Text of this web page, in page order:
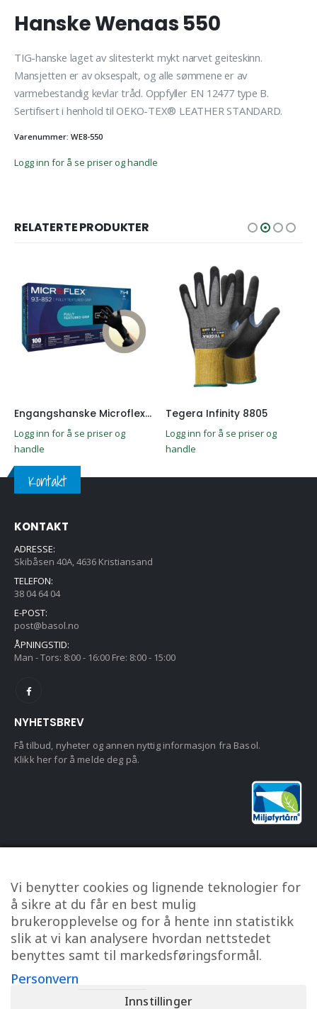
Hanske Wenaas 550
TIG-hanske laget av slitesterkt mykt narvet geiteskinn.
Mansjetten er av oksespalt, og alle sømmene er av
varmebestandig kevlar tråd. Oppfyller EN 12477 type B.
Sertifisert i henhold til OEKO-TEX® LEATHER STANDARD.
Varenummer: WE8-550
Logg inn for å se priser og handle
RELATERTE PRODUKTER
Engangshanske Microflex 93-852
Logg inn for å se priser og
handle
Tegera Infinity 8805
Logg inn for å se priser og
handle
Kontakt
KONTAKT
ADRESSE:
Skibåsen 40A, 4636 Kristiansand
TELEFON:
38 04 64 04
E-POST:
post@basol.no
ÅPNINGSTID:
Man - Tors: 8:00 - 16:00 Fre: 8:00 - 15:00
NYHETSBREV
Få tilbud, nyheter og annen nyttig informasjon fra Basol.
Klikk her for å melde deg på.
KUNDESERVICE
Om oss
Kontakt oss
Min konto
Personvern
Kjøpsbetingelser
Vi benytter cookies og lignende teknologier for
å sikre at du får en best mulig
brukeropplevelse og for å hente inn statistikk
slik at vi kan analysere hvordan nettstedet
benyttes samt til markedsføringsformål.
Personvern
Innstillinger